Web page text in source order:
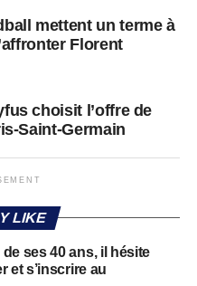
mettent un terme à
Florent
choisit l’offre de
Saint-Germain
LIKE
ses 40 ans, il hésite
et s’inscrire au